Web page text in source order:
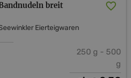
breit
Eierteigwaren
250 g - 500
g